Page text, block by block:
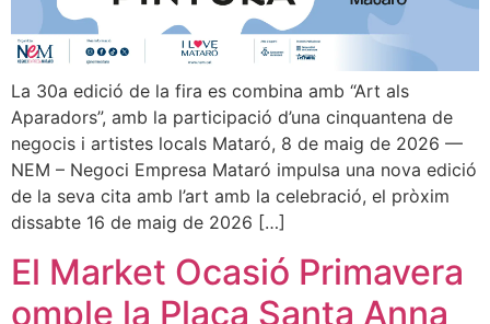
La 30a edició de la fira es combina amb “Art als
Aparadors”, amb la participació d’una cinquantena de
negocis i artistes locals Mataró, 8 de maig de 2026 —
NEM – Negoci Empresa Mataró impulsa una nova edició
de la seva cita amb l’art amb la celebració, el pròxim
dissabte 16 de maig de 2026 […]
El Market Ocasió Primavera
omple la Plaça Santa Anna